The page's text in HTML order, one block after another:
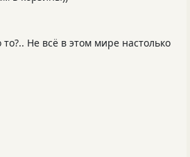
Не всё в этом мире настолько